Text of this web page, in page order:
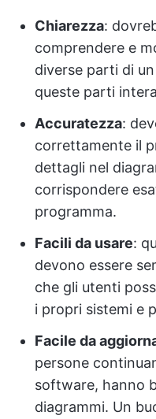
Chiarezza:
comprendere e
diverse parti di
queste parti
Accuratezza:
correttamente il
dettagli nel
corrispondere
programma.
Facili da usare:
devono essere
che gli utenti
i propri sistemi e
Facile da
persone
software, hanno
diagrammi. Un